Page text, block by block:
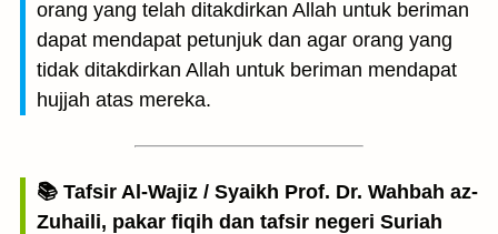
orang yang telah ditakdirkan Allah untuk beriman
dapat mendapat petunjuk dan agar orang yang
tidak ditakdirkan Allah untuk beriman mendapat
hujjah atas mereka.
📚 Tafsir Al-Wajiz / Syaikh Prof. Dr. Wahbah az-
Zuhaili, pakar fiqih dan tafsir negeri Suriah